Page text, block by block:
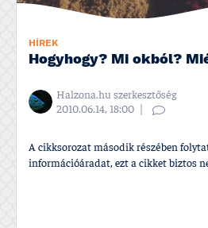
HÍREK
Hogyhogy? Mi okból?
Halzona.hu szerkesztőség
2010.06.14, 18:00
A cikksorozat második részében
információáradat, ezt a cikket biztos